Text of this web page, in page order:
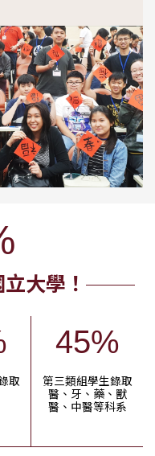
大學！
取
45%
第三類組學生錄取
醫、牙、藥、獸
醫、中醫等科系